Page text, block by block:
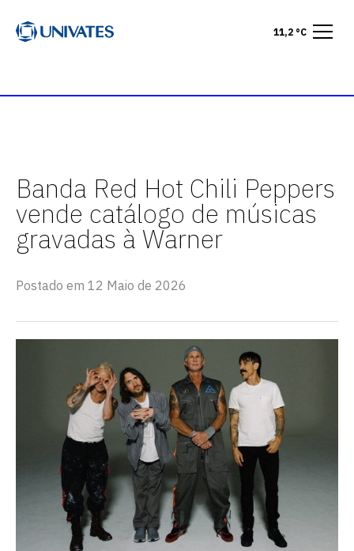
11,2 °C
Banda Red Hot Chili Peppers
vende catálogo de músicas
gravadas à Warner
Postado em 12 Maio de 2026